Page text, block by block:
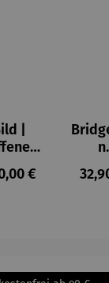
|
in
Preis:
€
n